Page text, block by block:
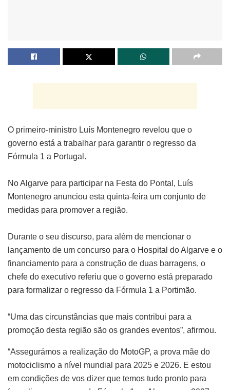
O primeiro-ministro Luís Montenegro revelou que o
governo está a trabalhar para garantir o regresso da
Fórmula 1 a Portugal.
No Algarve para participar na Festa do Pontal, Luís
Montenegro anunciou esta quinta-feira um conjunto de
medidas para promover a região.
Durante o seu discurso, para além de mencionar o
lançamento de um concurso para o Hospital do Algarve e o
financiamento para a construção de duas barragens, o
chefe do executivo referiu que o governo está preparado
para formalizar o regresso da Fórmula 1 a Portimão.
“Uma das circunstâncias que mais contribui para a
promoção desta região são os grandes eventos”, afirmou.
“Assegurámos a realização do MotoGP, a prova mãe do
motociclismo a nível mundial para 2025 e 2026. E estou
em condições de vos dizer que temos tudo pronto para